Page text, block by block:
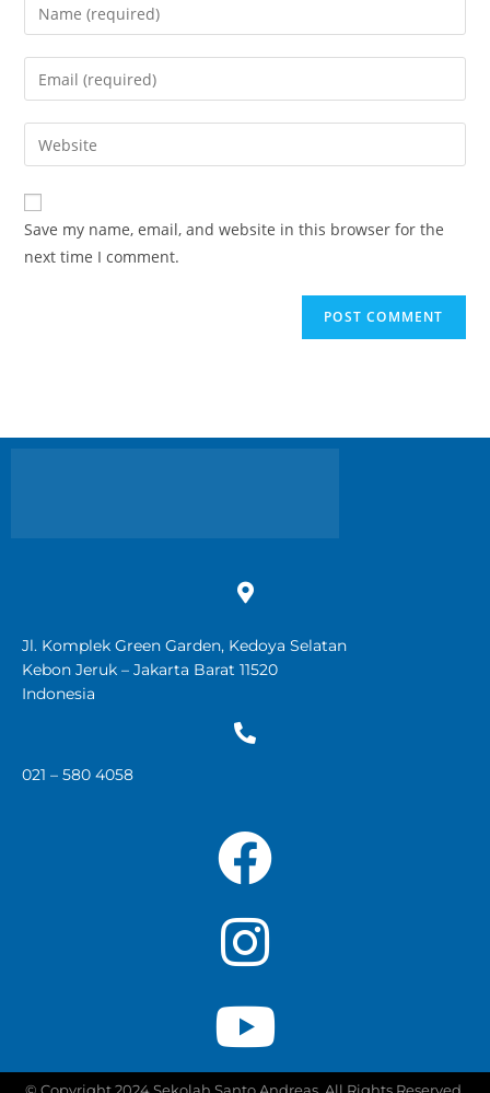
Save my name, email, and website in this browser for the
next time I comment.
Jl. Komplek Green Garden, Kedoya Selatan
Kebon Jeruk – Jakarta Barat 11520
Indonesia
021 – 580 4058